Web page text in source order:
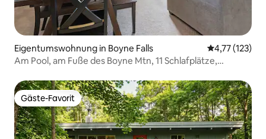
Eigentumswohnung in Boyne Falls
4,77 (123)
Am Pool, am Fuße des Boyne Mtn, 11 Schlafplätze,
Gäste-Favorit
Gäste-Favorit